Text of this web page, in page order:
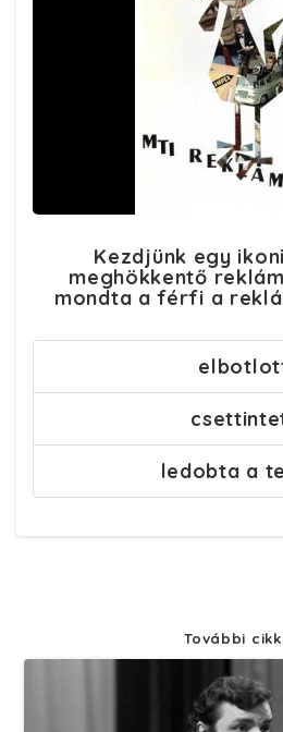
Kezdjünk egy
meghökkentő
mondta a férfi a
ledobta a
További